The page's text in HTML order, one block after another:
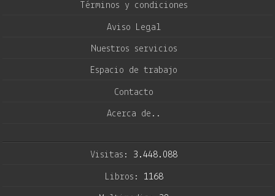
Términos y condiciones
Aviso Legal
Nuestros servicios
Espacio de trabajo
Contacto
Acerca de..
Visitas: 3.448.088
Libros: 1168